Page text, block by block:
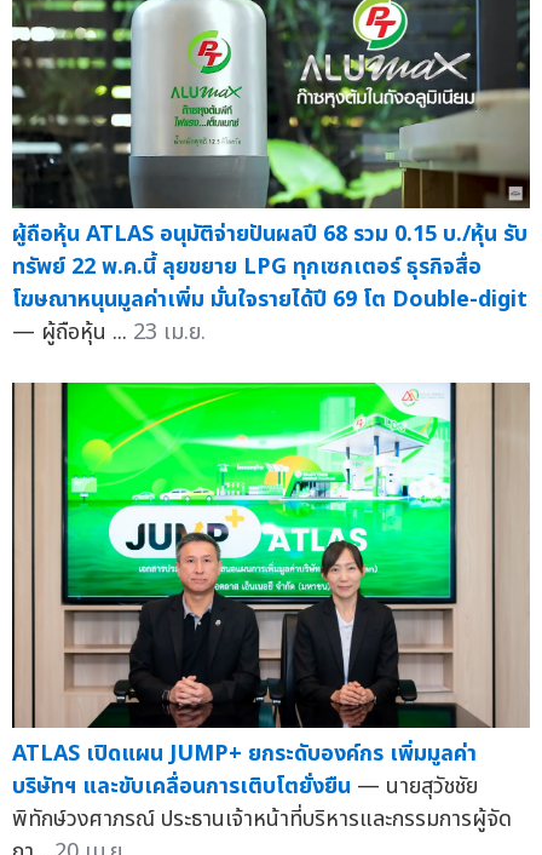
ผู้ถือหุ้น ATLAS อนุมัติจ่ายปันผลปี 68 รวม 0.15 บ./หุ้น รับ
ทรัพย์ 22 พ.ค.นี้ ลุยขยาย LPG ทุกเซกเตอร์ ธุรกิจสื่อ
โฆษณาหนุนมูลค่าเพิ่ม มั่นใจรายได้ปี 69 โต Double-digit
— ผู้ถือหุ้น ... 23 เม.ย.
ATLAS เปิดแผน JUMP+ ยกระดับองค์กร เพิ่มมูลค่า
บริษัทฯ และขับเคลื่อนการเติบโตยั่งยืน — นายสุวัชชัย
พิทักษ์วงศาภรณ์ ประธานเจ้าหน้าที่บริหารและกรรมการผู้จัด